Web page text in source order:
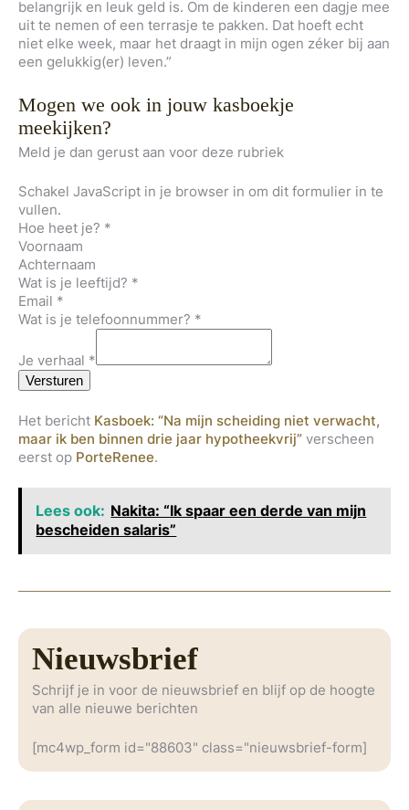
belangrijk en leuk geld is. Om de kinderen een dagje mee
uit te nemen of een terrasje te pakken. Dat hoeft echt
niet elke week, maar het draagt in mijn ogen zéker bij aan
een gelukkig(er) leven.”
Mogen we ook in jouw kasboekje
meekijken?
Meld je dan gerust aan voor deze rubriek
Schakel JavaScript in je browser in om dit formulier in te
vullen.
Hoe heet je? *
Voornaam
Achternaam
Wat is je leeftijd? *
Email *
Wat is je telefoonnummer? *
Je verhaal *
Versturen
Het bericht Kasboek: “Na mijn scheiding niet verwacht,
maar ik ben binnen drie jaar hypotheekvrij” verscheen
eerst op PorteRenee.
Lees ook: Nakita: “Ik spaar een derde van mijn
bescheiden salaris”
Nieuwsbrief
Schrijf je in voor de nieuwsbrief en blijf op de hoogte
van alle nieuwe berichten
[mc4wp_form id="88603" class="nieuwsbrief-form]